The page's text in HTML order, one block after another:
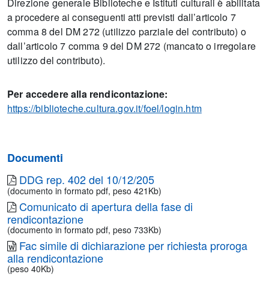
a procedere ai conseguenti atti previsti dall’articolo 7
comma 8 del DM 272 (utilizzo parziale del contributo) o
dall’articolo 7 comma 9 del DM 272 (mancato o irregolare
utilizzo del contributo).
Per accedere alla rendicontazione:
https://biblioteche.cultura.gov.it/foel/login.htm
Documenti
DDG rep. 402 del 10/12/205
(documento in formato pdf, peso 421Kb)
Comunicato di apertura della fase di
rendicontazione
(documento in formato pdf, peso 733Kb)
Fac simile di dichiarazione per richiesta proroga
alla rendicontazione
(peso 40Kb)